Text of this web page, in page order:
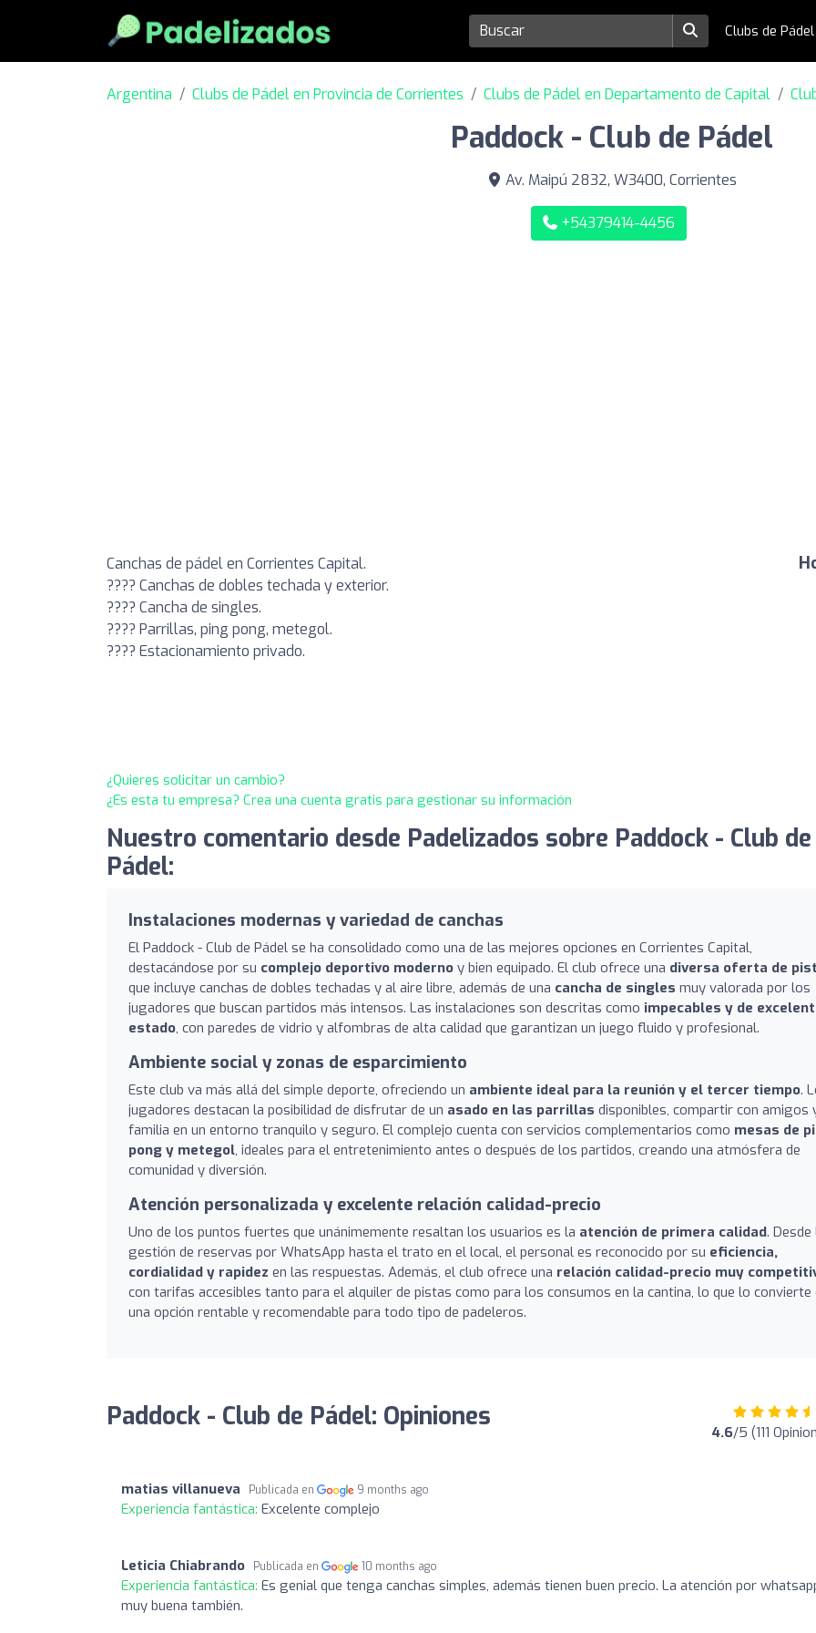
Clubs de Pádel
Argentina Clubs de Pádel en Provincia de Corrientes Clubs de Pádel en Departamento de Capital
Paddock - Club de Pádel
Av. Maipú 2832, W3400, Corrientes
+54379414-4456
Canchas de pádel en Corrientes Capital.
???? Canchas de dobles techada y exterior.
???? Cancha de singles.
???? Parrillas, ping pong, metegol.
???? Estacionamiento privado.
¿Quieres solicitar un cambio?
¿Es esta tu empresa? Crea una cuenta gratis para gestionar su información
Nuestro comentario desde Padelizados sobre Paddock - Club de
Pádel:
Instalaciones modernas y variedad de canchas
El Paddock - Club de Pádel se ha consolidado como una de las mejores opciones en Corrientes Capital,
destacándose por su complejo deportivo moderno y bien equipado. El club ofrece una diversa oferta de
que incluye canchas de dobles techadas y al aire libre, además de una cancha de singles muy valorada por los
jugadores que buscan partidos más intensos. Las instalaciones son descritas como impecables y de
estado, con paredes de vidrio y alfombras de alta calidad que garantizan un juego fluido y profesional.
Ambiente social y zonas de esparcimiento
Este club va más allá del simple deporte, ofreciendo un ambiente ideal para la reunión y el tercer tiempo.
jugadores destacan la posibilidad de disfrutar de un asado en las parrillas disponibles, compartir con amigos
familia en un entorno tranquilo y seguro. El complejo cuenta con servicios complementarios como mesas de
pong y metegol, ideales para el entretenimiento antes o después de los partidos, creando una atmósfera de
comunidad y diversión.
Atención personalizada y excelente relación calidad-precio
Uno de los puntos fuertes que unánimemente resaltan los usuarios es la atención de primera calidad. Desde
gestión de reservas por WhatsApp hasta el trato en el local, el personal es reconocido por su eficiencia,
cordialidad y rapidez en las respuestas. Además, el club ofrece una relación calidad-precio muy
con tarifas accesibles tanto para el alquiler de pistas como para los consumos en la cantina, lo que lo convierte
una opción rentable y recomendable para todo tipo de padeleros.
Paddock - Club de Pádel: Opiniones 4.6/5 (111
matias villanueva Publicada en 9 months ago
Experiencia fantástica: Excelente complejo
Leticia Chiabrando Publicada en 10 months ago
Experiencia fantástica: Es genial que tenga canchas simples, además tienen buen precio. La atención por
muy buena también.